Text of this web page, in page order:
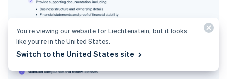
You’re viewing our website for Liechtenstein, but it looks
like you’re in the United States.
Switch to the United States site